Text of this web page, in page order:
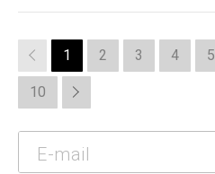
1 2 3 4 5
10